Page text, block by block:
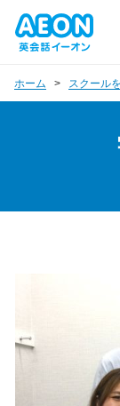
ホーム スクール